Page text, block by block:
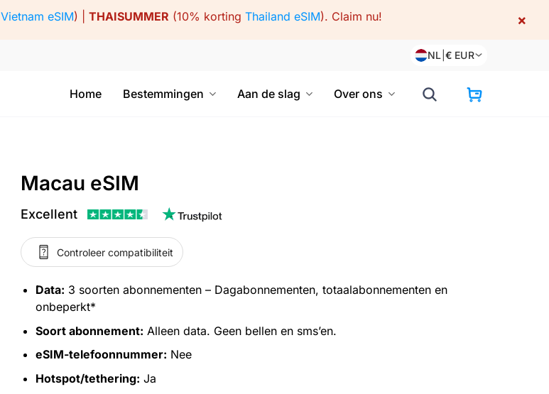
Vietnam eSIM) | THAISUMMER (10% korting Thailand eSIM). Claim nu! ×
NL |€ EUR
Home Bestemmingen Aan de slag Over ons
Macau eSIM
Excellent
Controleer compatibiliteit
Data: 3 soorten abonnementen – Dagabonnementen, totaalabonnementen en
onbeperkt*
Soort abonnement: Alleen data. Geen bellen en sms’en.
eSIM-telefoonnummer: Nee
Hotspot/tethering: Ja